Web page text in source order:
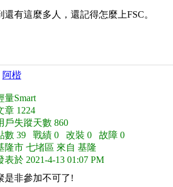
有這麼多人，還記得怎麼上FSC。
阿楷
量Smart
章 1224
戶失蹤天數 860
數 39 戰績 0 改裝 0 故障 0
隆市 七堵區 來自 基隆
表於 2021-4-13 01:07 PM
是非參加不可了!